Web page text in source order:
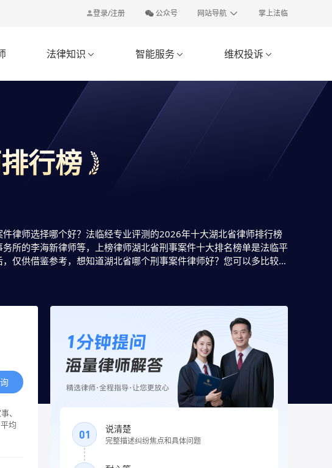
登录/注册 公众号 网站导航 掌上法临
法律知识  智能服务  维权投诉 
行榜
律师选择哪个好？法临经专业评测的2026年十大湖北省律师排行榜
所的李海新律师等，上榜律师湖北省刑事案件十大排名榜单是法临平
仅供借鉴参考，想知道湖北省哪个刑事案件律师好？您可以多比较，
、
均
说清楚
完整描述纠纷焦点和具体问题